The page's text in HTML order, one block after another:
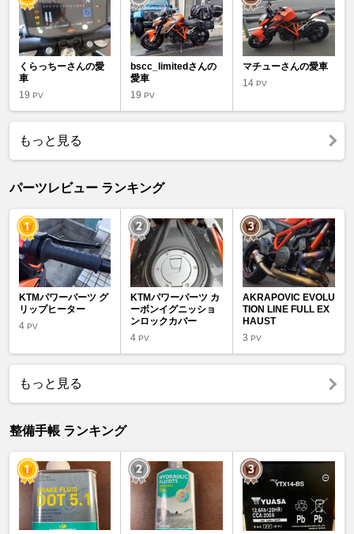
くらっちーさんの愛
車
19 PV
bscc_limitedさんの
愛車
19PV
マチューさんの愛車
14 PV
もっと見る
パーツレビュー ランキング
KTMパワーパーツ グ
リップヒーター
4 PV
KTMパワーパーツ カ
ーボンイグニッショ
ンロックカバー
4PV
AKRAPOVIC EVOLU
TION LINE FULL EX
HAUST
3 PV
もっと見る
整備手帳 ランキング